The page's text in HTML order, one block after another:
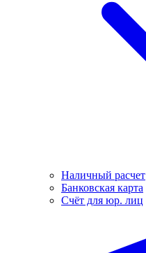
Наличный расчет
Банковская карта
Счёт для юр. лиц